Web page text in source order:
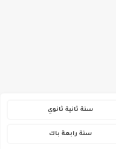
سنة ثانية ثانوي
سنة رابعة باك